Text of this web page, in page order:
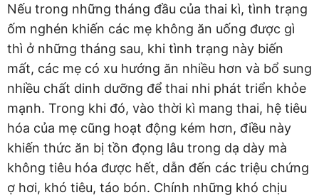
Nếu trong những tháng đầu của thai kì, tình trạng
ốm nghén khiến các mẹ không ăn uống được gì
thì ở những tháng sau, khi tình trạng này biến
mất, các mẹ có xu hướng ăn nhiều hơn và bổ sung
nhiều chất dinh dưỡng để thai nhi phát triển khỏe
mạnh. Trong khi đó, vào thời kì mang thai, hệ tiêu
hóa của mẹ cũng hoạt động kém hơn, điều này
khiến thức ăn bị tồn đọng lâu trong dạ dày mà
không tiêu hóa được hết, dẫn đến các triệu chứng
ợ hơi, khó tiêu, táo bón. Chính những khó chịu